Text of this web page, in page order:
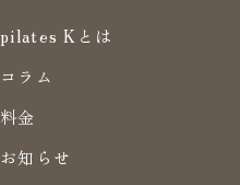
pilates Kとは
コラム
料金
お知らせ